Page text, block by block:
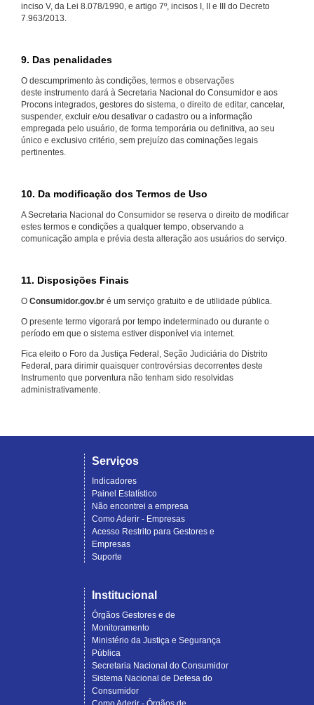
inciso V, da Lei 8.078/1990, e artigo 7º, incisos I, II e III do Decreto
7.963/2013.
9. Das penalidades
O descumprimento às condições, termos e observações
deste instrumento dará à Secretaria Nacional do Consumidor e aos
Procons integrados, gestores do sistema, o direito de editar, cancelar,
suspender, excluir e/ou desativar o cadastro ou a informação
empregada pelo usuário, de forma temporária ou definitiva, ao seu
único e exclusivo critério, sem prejuízo das cominações legais
pertinentes.
10. Da modificação dos Termos de Uso
A Secretaria Nacional do Consumidor se reserva o direito de modificar
estes termos e condições a qualquer tempo, observando a
comunicação ampla e prévia desta alteração aos usuários do serviço.
11. Disposições Finais
O Consumidor.gov.br é um serviço gratuito e de utilidade pública.
O presente termo vigorará por tempo indeterminado ou durante o
período em que o sistema estiver disponível via internet.
Fica eleito o Foro da Justiça Federal, Seção Judiciária do Distrito
Federal, para dirimir quaisquer controvérsias decorrentes deste
Instrumento que porventura não tenham sido resolvidas
administrativamente.
Serviços
Indicadores
Painel Estatístico
Não encontrei a empresa
Como Aderir - Empresas
Acesso Restrito para Gestores e
Empresas
Suporte
Institucional
Órgãos Gestores e de
Monitoramento
Ministério da Justiça e Segurança
Pública
Secretaria Nacional do Consumidor
Sistema Nacional de Defesa do
Consumidor